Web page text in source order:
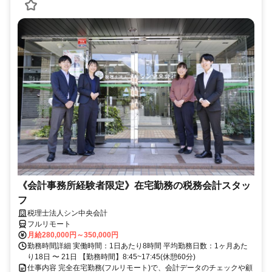
《会計事務所経験者限定》在宅勤務の税務会計スタッ
フ
税理士法人シン中央会計
フルリモート
月給280,000円～350,000円
勤務時間詳細 実働時間：1日あたり8時間 平均勤務日数：1ヶ月あた
り18日 〜 21日 【勤務時間】8:45~17:45(休憩60分)
仕事内容 完全在宅勤務(フルリモート)で、会計データのチェックや顧